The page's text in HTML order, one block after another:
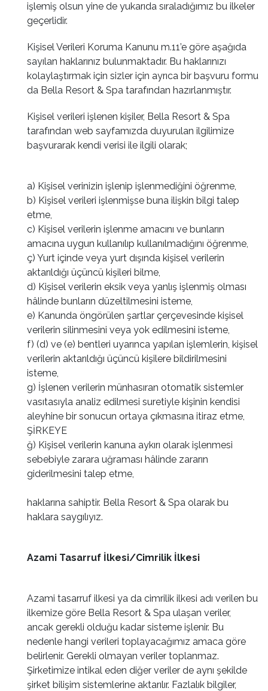
işlemiş olsun yine de yukarıda sıraladığımız bu ilkeler
geçerlidir.
Kişisel Verileri Koruma Kanunu m.11’e göre aşağıda
sayılan haklarınız bulunmaktadır. Bu haklarınızı
kolaylaştırmak için sizler için ayrıca bir başvuru formu
da Bella Resort & Spa tarafından hazırlanmıştır.
Kişisel verileri işlenen kişiler, Bella Resort & Spa
tarafından web sayfamızda duyurulan ilgilimize
başvurarak kendi verisi ile ilgili olarak;
a) Kişisel verinizin işlenip işlenmediğini öğrenme,
b) Kişisel verileri işlenmişse buna ilişkin bilgi talep
etme,
c) Kişisel verilerin işlenme amacını ve bunların
amacına uygun kullanılıp kullanılmadığını öğrenme,
ç) Yurt içinde veya yurt dışında kişisel verilerin
aktarıldığı üçüncü kişileri bilme,
d) Kişisel verilerin eksik veya yanlış işlenmiş olması
hâlinde bunların düzeltilmesini isteme,
e) Kanunda öngörülen şartlar çerçevesinde kişisel
verilerin silinmesini veya yok edilmesini isteme,
f) (d) ve (e) bentleri uyarınca yapılan işlemlerin, kişisel
verilerin aktarıldığı üçüncü kişilere bildirilmesini
isteme,
g) İşlenen verilerin münhasıran otomatik sistemler
vasıtasıyla analiz edilmesi suretiyle kişinin kendisi
aleyhine bir sonucun ortaya çıkmasına itiraz etme,
ŞİRKEYE
ğ) Kişisel verilerin kanuna aykırı olarak işlenmesi
sebebiyle zarara uğraması hâlinde zararın
giderilmesini talep etme,
haklarına sahiptir. Bella Resort & Spa olarak bu
haklara saygılıyız.
Azami Tasarruf İlkesi/Cimrilik İlkesi
Azami tasarruf ilkesi ya da cimrilik ilkesi adı verilen bu
ilkemize göre Bella Resort & Spa ulaşan veriler,
ancak gerekli olduğu kadar sisteme işlenir. Bu
nedenle hangi verileri toplayacağımız amaca göre
belirlenir. Gerekli olmayan veriler toplanmaz.
Şirketimize intikal eden diğer veriler de aynı şekilde
şirket bilişim sistemlerine aktarılır. Fazlalık bilgiler,